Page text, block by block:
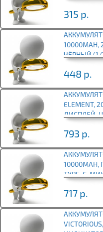
315 р.
ЧЁРНЫЙ (1/
448 р.
ELEMENT,
ДИСПЛЕЙ,
793 р.
TYPE-C,
717 р.